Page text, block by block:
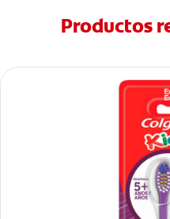
Productos